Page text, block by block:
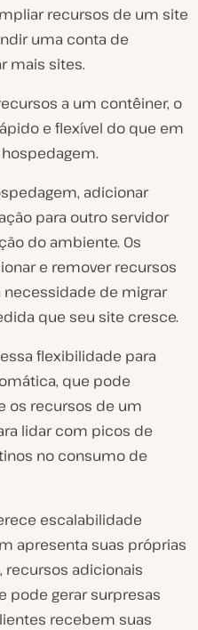
recursos de um site
uma conta de
mais sites.
a um contêiner, o
e flexível do que em
adicionar
para outro servidor
do ambiente. Os
e remover recursos
de migrar
que seu site cresce.
flexibilidade para
que pode
os recursos de um
lidar com picos de
no consumo de
escalabilidade
apresenta suas próprias
recursos adicionais
pode gerar surpresas
recebem suas